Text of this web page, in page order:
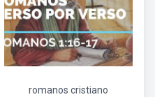
romanos cristiano